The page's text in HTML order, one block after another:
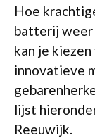
Hoe
batterij weer
kan je
innovatieve
lijst
Reeuwijk.